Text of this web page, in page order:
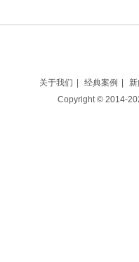
关于我们 经典案例
Copyright © 2014-